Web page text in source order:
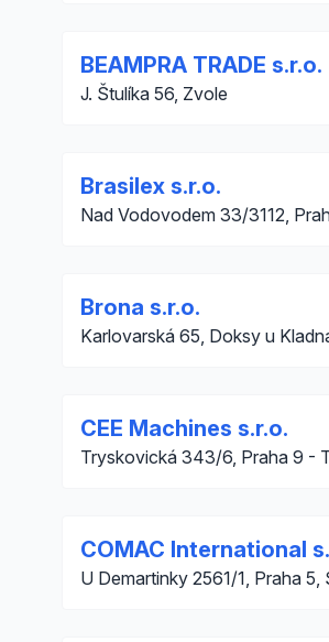
BEAMPRA TRADE s.r.o.
J. Štulíka 56, Zvole
Brasilex s.r.o.
Nad Vodovodem 33/3112,
Brona s.r.o.
Karlovarská 65, Doksy u
CEE Machines s.r.o.
Tryskovická 343/6, Praha 9 -
COMAC International
U Demartinky 2561/1, Praha 5,